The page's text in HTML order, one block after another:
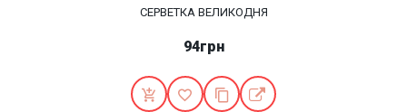
СЕРВЕТКА ВЕЛИКОДНЯ
94грн